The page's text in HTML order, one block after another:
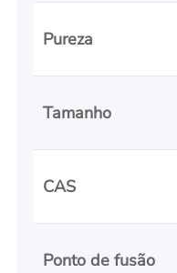
Pureza
Tamanho
CAS
Ponto de fusão